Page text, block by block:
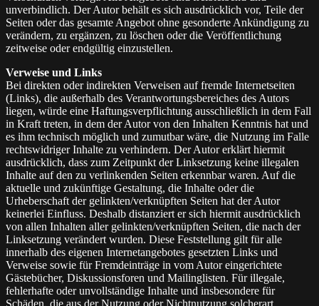
unverbindlich. Der Autor behält es sich ausdrücklich vor, Teile der
Seiten oder das gesamte Angebot ohne gesonderte Ankündigung zu
verändern, zu ergänzen, zu löschen oder die Veröffentlichung
zeitweise oder endgültig einzustellen.
Verweise und Links
Bei direkten oder indirekten Verweisen auf fremde Internetseiten
(Links), die außerhalb des Verantwortungsbereiches des Autors
liegen, würde eine Haftungsverpflichtung ausschließlich in dem Fall
in Kraft treten, in dem der Autor von den Inhalten Kenntnis hat und
es ihm technisch möglich und zumutbar wäre, die Nutzung im Falle
rechtswidriger Inhalte zu verhindern. Der Autor erklärt hiermit
ausdrücklich, dass zum Zeitpunkt der Linksetzung keine illegalen
Inhalte auf den zu verlinkenden Seiten erkennbar waren. Auf die
aktuelle und zukünftige Gestaltung, die Inhalte oder die
Urheberschaft der gelinkten/verknüpften Seiten hat der Autor
keinerlei Einfluss. Deshalb distanziert er sich hiermit ausdrücklich
von allen Inhalten aller gelinkten/verknüpften Seiten, die nach der
Linksetzung verändert wurden. Diese Feststellung gilt für alle
innerhalb des eigenen Internetangebotes gesetzten Links und
Verweise sowie für Fremdeinträge in vom Autor eingerichtete
Gästebücher, Diskussionsforen und Mailinglisten. Für illegale,
fehlerhafte oder unvollständige Inhalte und insbesondere für